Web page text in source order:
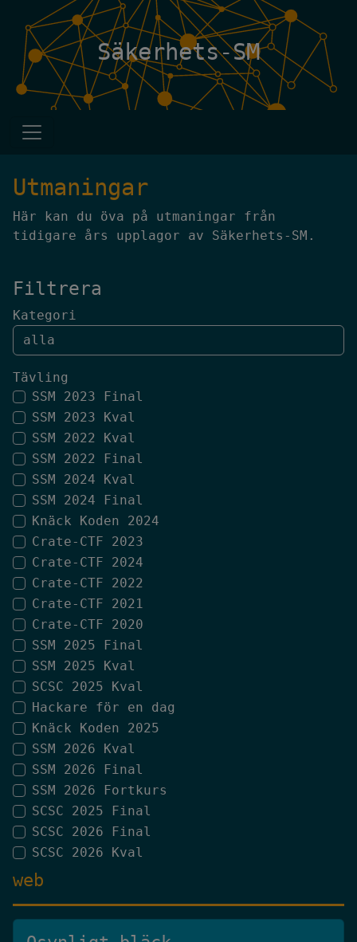
Säkerhets-SM
Utmaningar
Här kan du öva på utmaningar från
tidigare års upplagor av Säkerhets-SM.
Filtrera
Kategori
Tävling
SSM 2023 Final
SSM 2023 Kval
SSM 2022 Kval
SSM 2022 Final
SSM 2024 Kval
SSM 2024 Final
Knäck Koden 2024
Crate-CTF 2023
Crate-CTF 2024
Crate-CTF 2022
Crate-CTF 2021
Crate-CTF 2020
SSM 2025 Final
SSM 2025 Kval
SCSC 2025 Kval
Hackare för en dag
Knäck Koden 2025
SSM 2026 Kval
SSM 2026 Final
SSM 2026 Fortkurs
SCSC 2025 Final
SCSC 2026 Final
SCSC 2026 Kval
web